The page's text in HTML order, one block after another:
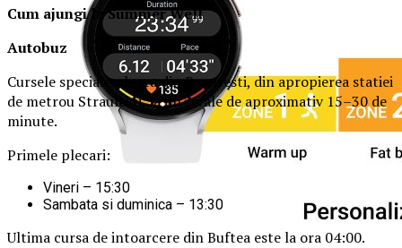
Cum ajungi la Summer Well
Autobuz
Cursele speciale pleaca din Bucuresti, din apropierea statiei
de metrou Straulesti, la intervale de aproximativ 15–30 de
minute.
Primele plecari:
Vineri – 15:30
Sambata si duminica – 13:30
Ultima cursa de intoarcere din Buftea este la ora 04:00.